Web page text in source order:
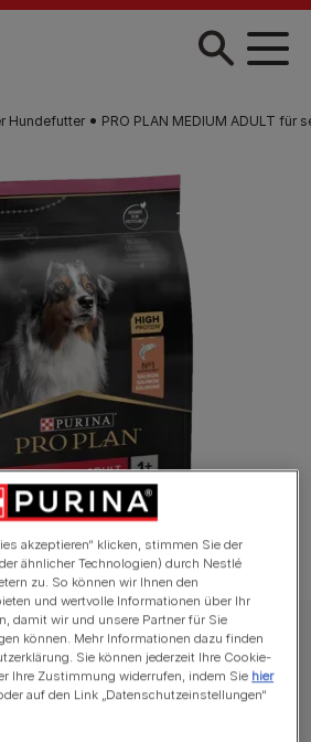
Hundefutter PRO PLAN MEDIUM ADULT für
Hunde
ADULT für sensible
akzeptieren“ klicken, stimmen Sie der
ähnlicher Technologien) durch Nestlé
zu. So können wir Ihnen den
und wertvolle Informationen über Ihr
damit wir und unsere Partner für Sie
können. Mehr Informationen dazu finden
Sie können jederzeit Ihre Cookie-
Ihre Zustimmung widerrufen, indem Sie hier
auf den Link „Datenschutzeinstellungen“